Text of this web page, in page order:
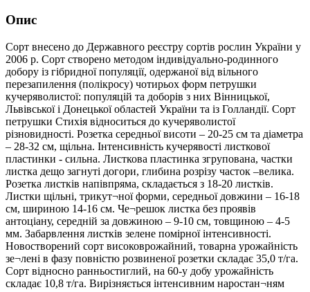
Опис
Сорт внесено до Державного реєстру сортів рослин України у
2006 р. Сорт створено методом індивідуально-родинного
добору із гібридної популяції, одержаної від вільного
перезапилення (полікросу) чотирьох форм петрушки
кучеряволистої: популяцій та доборів з них Вінницької,
Львівської і Донецької областей України та із Голландії. Сорт
петрушки Стихія відноситься до кучеряволистої
різновидності. Розетка середньої висоти – 20-25 см та діаметра
– 28-32 см, щільна. Інтенсивність кучерявості листкової
пластинки - сильна. Листкова пластинка згрупована, частки
листка дещо загнуті догори, глибина розрізу часток –велика.
Розетка листків напівпряма, складається з 18-20 листків.
Листки щільні, трикут¬ної форми, середньої довжини – 16-18
см, шириною 14-16 см. Че¬решок листка без проявів
антоціану, середній за довжиною – 9-10 см, товщиною – 4-5
мм. Забарвлення листків зелене помірної інтенсивності.
Новостворений сорт високоврожайний, товарна урожайність
зе¬лені в фазу повністю розвиненої розетки складає 35,0 т/га.
Сорт відносно ранньостиглий, на 60-у добу урожайність
складає 10,8 т/га. Вирізняється інтенсивним наростан¬ням